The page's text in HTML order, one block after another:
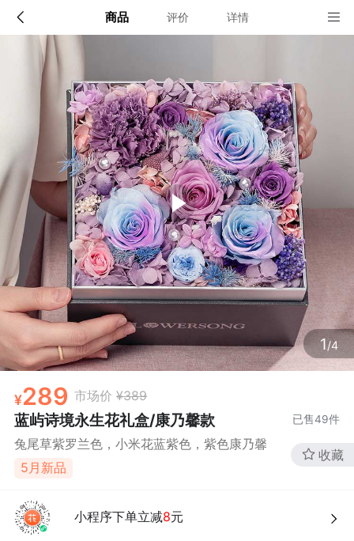
商品 评价 详情
1/4
289 市场价 ¥389
蓝屿诗境永生花礼盒/康乃馨款 已售49件
兔尾草紫罗兰色，小米花蓝紫色，紫色康乃馨
5月新品
收藏
小程序下单立减8元
配送说明
顺丰深圳发货, 全国可达, 包邮!
确定
店铺信息
该地区暂无配送门店
确定